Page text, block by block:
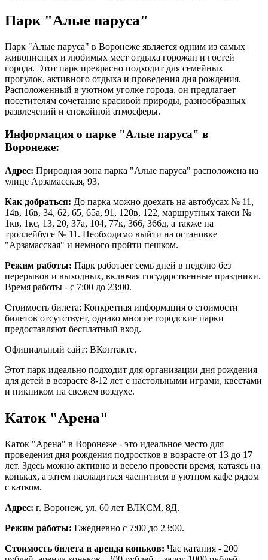
Парк "Алые паруса"
Парк "Алые паруса" в Воронеже является одним из самых
живописных и любимых мест отдыха горожан и гостей
города. Этот парк прекрасно подходит для семейных
прогулок, активного отдыха и проведения дня рождения.
Расположенный в уютном уголке города, он предлагает
посетителям сочетание красивой природы, разнообразных
развлечений и спокойной атмосферы.
Информация о парке "Алые паруса" в
Воронеже:
Адрес: Природная зона парка "Алые паруса" расположена на
улице Арзамасская, 93​.
Как добраться: До парка можно доехать на автобусах № 11,
14в, 16в, 34, 62, 65, 65а, 91, 120в, 122, маршрутных такси №
1кв, 1кс, 13, 20, 37а, 104, 77к, 366, 366д, а также на
троллейбусе № 11. Необходимо выйти на остановке
"Арзамасская" и немного пройти пешком​.
Режим работы: Парк работает семь дней в неделю без
перерывов и выходных, включая государственные праздники.
Время работы - с 7:00 до 23:00​.
Стоимость билета: Конкретная информация о стоимости
билетов отсутствует, однако многие городские парки
предоставляют бесплатный вход.
Официальный сайт: ВКонтакте.
Этот парк идеально подходит для организации дня рождения
для детей в возрасте 8-12 лет с настольными играми, квестами
и пикником на свежем воздухе.
Каток "Арена"
Каток "Арена" в Воронеже - это идеальное место для
проведения дня рождения подростков в возрасте от 13 до 17
лет. Здесь можно активно и весело провести время, катаясь на
коньках, а затем насладиться чаепитием в уютном кафе рядом
с катком.
Адрес: г. Воронеж, ул. 60 лет ВЛКСМ, 8Д.
Режим работы: Ежедневно с 7:00 до 23:00.
Стоимость билета и аренда коньков: Час катания - 200